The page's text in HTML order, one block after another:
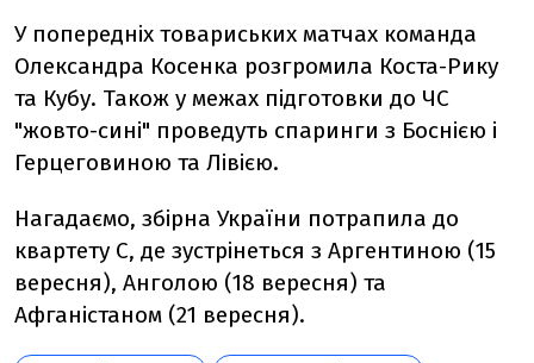
У попередніх товариських матчах команда
Олександра Косенка розгромила Коста-Рику
та Кубу. Також у межах підготовки до ЧС
"жовто-сині" проведуть спаринги з Боснією і
Герцеговиною та Лівією.
Нагадаємо, збірна України потрапила до
квартету C, де зустрінеться з Аргентиною (15
вересня), Анголою (18 вересня) та
Афганістаном (21 вересня).